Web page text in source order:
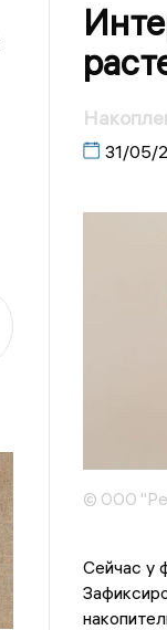
31/05/
© ООО
Сейчас у